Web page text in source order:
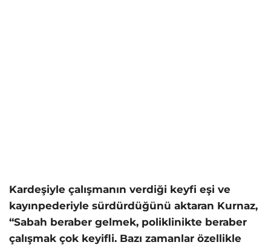
Kardeşiyle çalışmanın verdiği keyfi eşi ve
kayınpederiyle sürdürdüğünü aktaran Kurnaz,
“Sabah beraber gelmek, poliklinikte beraber
çalışmak çok keyifli. Bazı zamanlar özellikle